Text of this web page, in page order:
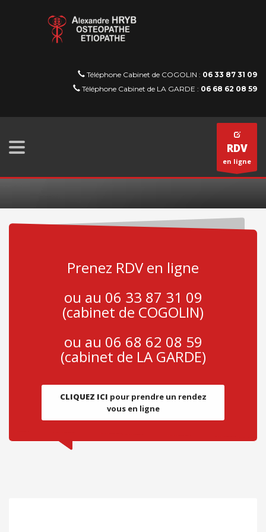
Téléphone Cabinet de COGOLIN : 06 33 87 31 09
Téléphone Cabinet de LA GARDE : 06 68 62 08 59
RDV
en ligne
Prenez RDV en ligne
ou au 06 33 87 31 09
(cabinet de COGOLIN)
ou au 06 68 62 08 59
(cabinet de LA GARDE)
CLIQUEZ ICI pour prendre un rendez
vous en ligne